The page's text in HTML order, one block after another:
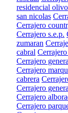
residencial
san nicolas
Cerrajero
Cerrajero s.e.p.
zumaran
cabral
Cerrajero
Cerrajero
cabrera
Cerrajero
Cerrajero
Cerrajero